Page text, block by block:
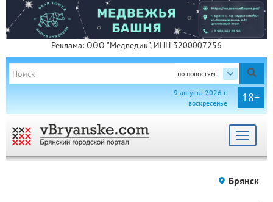
Реклама: ООО "Медведик", ИНН 3200007256
по новостям
18+
9 августа 2026 г.
воскресенье
Toggle
Брянск